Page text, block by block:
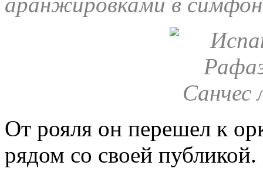
От рояля он перешел к
рядом со своей